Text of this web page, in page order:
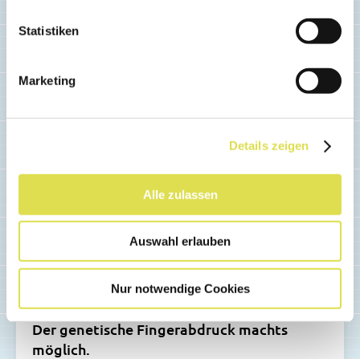
Statistiken
Marketing
Details zeigen
Alle zulassen
Auswahl erlauben
Nur notwendige Cookies
TECHNIK & MATERIALIEN
Käsefälschern auf der Spur
Auch Käse wird gefälscht! Doch wie kann
man verhindern, das solche Produkte als
echter Schweizer Käse verkauft werden?
Der genetische Fingerabdruck machts
möglich.